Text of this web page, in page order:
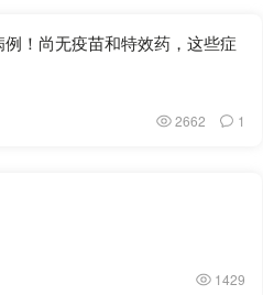
！尚无疫苗和特效药，这些症
2662 1
1429